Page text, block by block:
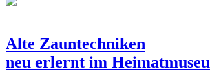
Alte Zauntechniken
neu erlernt im